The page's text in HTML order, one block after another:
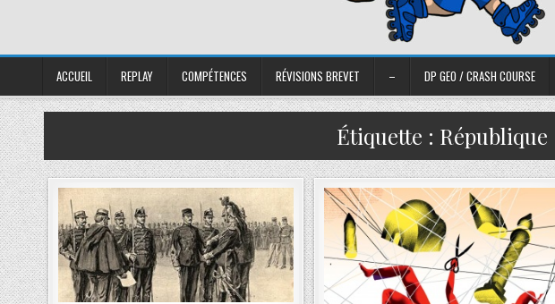
ACCUEIL REPLAY COMPÉTENCES RÉVISIONS BREVET – DP GEO / CRASH COURSE
Étiquette : République